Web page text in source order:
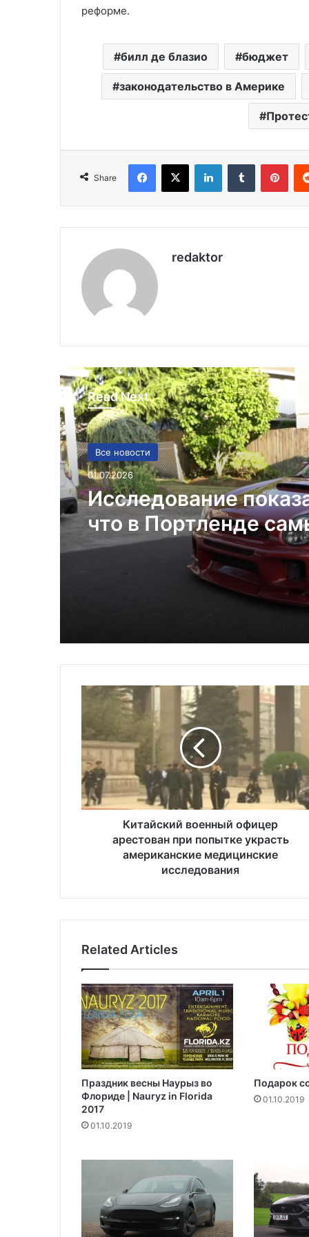
реформе.
билл де блазио бюджет
законодательство в Америке
Share
Facebook
X LinkedInTumblr
redaktor
Read Next
Все новости
01.07.2026
Исследование
что в Портленде
высокий уровень
автомобилей на душу
населения в США
Китайский
арестован
при
попытке
украсть
американские
медицинские
исследованияКитайский военный офицер
арестован при попытке украсть
американские медицинские
исследования
Related Articles
Праздник весны Наурыз во
Флориде | Nauryz in Florida
2017
01.10.2019
Подарок
01.10.2019